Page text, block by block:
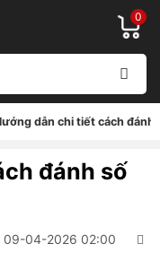
0
dẫn chi tiết cách đánh
đánh số
09-04-2026 02:00